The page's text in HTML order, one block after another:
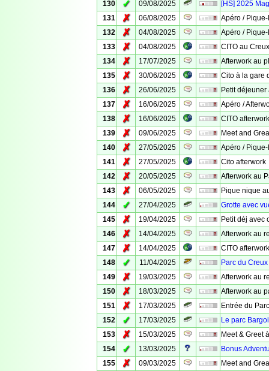
130 ✓ 09/08/2025
[HS] 2025
131
✗ 06/08/2025
Apéro /
132
✗ 04/08/2025
Apéro /
133
✗ 04/08/2025
CITO au
134
✗ 17/07/2025
Afterwork au
135
✗ 30/06/2025
Cito à la gare
136
✗ 26/06/2025
Petit déjeuner
137
✗ 16/06/2025
Apéro /
138
✗ 16/06/2025
CITO afterwork
139
✗ 09/06/2025
Meet and
140
✗ 27/05/2025
Apéro /
141
✗ 27/05/2025
Cito afterwork
142
✗ 20/05/2025
Afterwork au
143
✗ 06/05/2025
Pique nique
144
✓ 27/04/2025
Grotte avec
145
✗ 19/04/2025
Petit déj avec
146
✗ 14/04/2025
Afterwork au
147
✗ 14/04/2025
CITO
148
✓ 11/04/2025
Parc du Creux
149
✗ 19/03/2025
Afterwork au
150
✗ 18/03/2025
Afterwork au
151
✗ 17/03/2025
Entrée du
152
✓ 17/03/2025
Le parc
153
✗ 15/03/2025
Meet & Greet
154
✓ 13/03/2025
Bonus
155
✗ 09/03/2025
Meet and